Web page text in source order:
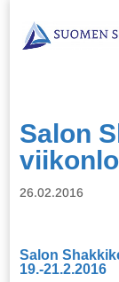
Salon
26.02.2016
Salon
19.-21.2.2016